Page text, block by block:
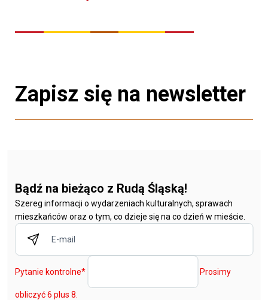
Zapisz się na newsletter
Bądź na bieżąco z Rudą Śląską!
Szereg informacji o wydarzeniach kulturalnych, sprawach
mieszkańców oraz o tym, co dzieje się na co dzień w mieście.
Pytanie kontrolne* Prosimy
obliczyć 6 plus 8.